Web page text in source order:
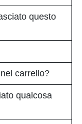
questo
carrello?
qualcosa